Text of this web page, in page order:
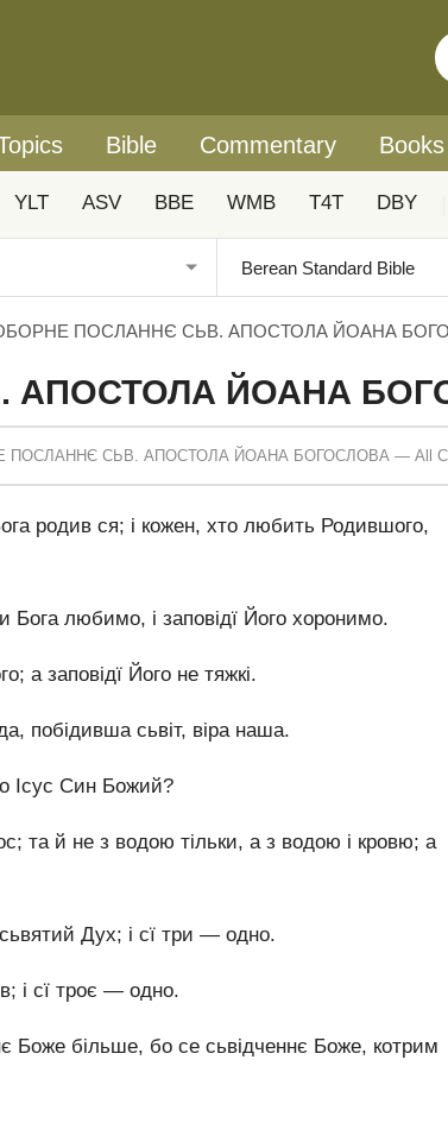
Bible Commentary Books
YLT ASV BBE WMB T4T DBY
ПОСЛАННЄ СЬВ. АПОСТОЛА ЙОАНА
АПОСТОЛА ЙОАНА
ПОСЛАННЄ СЬВ. АПОСТОЛА ЙОАНА БОГОСЛОВА — All
родив ся; і кожен, хто любить Родившого,
любимо, і заповідї Його хоронимо.
а заповідї Його не тяжкі.
побідивша сьвіт, віра наша.
Ісус Син Божий?
та й не з водою тільки, а з водою і кровю; а
Дух; і сї три — одно.
і сї троє — одно.
Боже більше, бо се сьвідченнє Боже, котрим